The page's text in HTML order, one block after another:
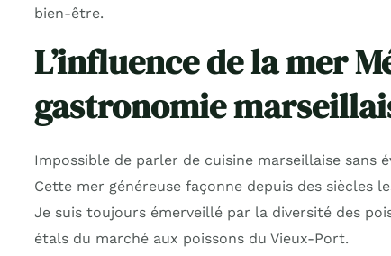
bien-être.
L’influence de la mer
gastronomie
Impossible de parler de cuisine marseillaise sans
Cette mer généreuse façonne depuis des siècles
Je suis toujours émerveillé par la diversité des
étals du marché aux poissons du Vieux-Port.